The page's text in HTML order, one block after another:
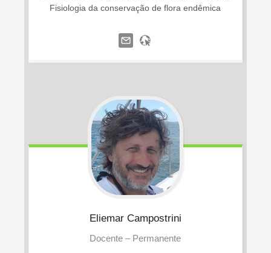
Fisiologia da conservação de flora endêmica
Eliemar Campostrini
Docente – Permanente